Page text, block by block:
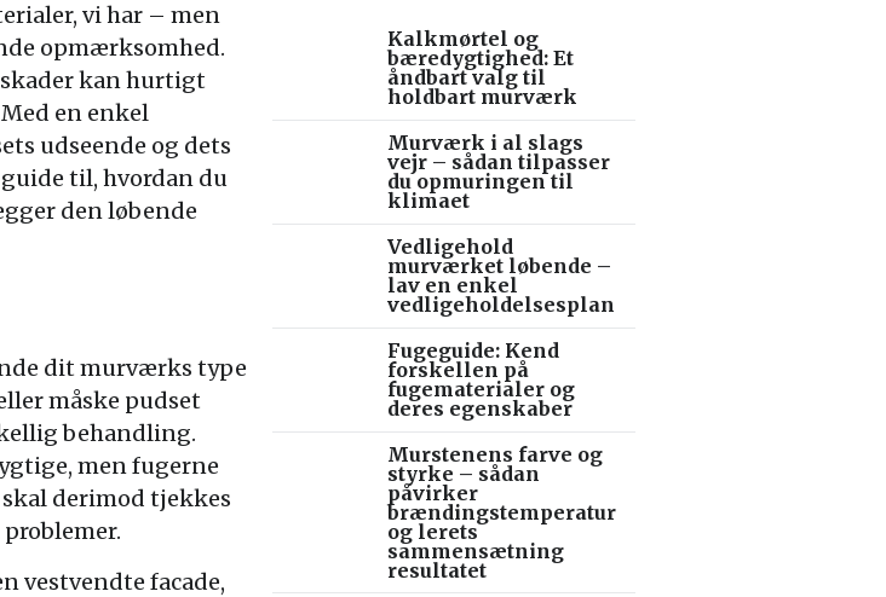
vi har – men
opmærksomhed.
skader kan hurtigt
en enkel
udseende og dets
til, hvordan du
den løbende
dit murværks type
måske pudset
behandling.
men fugerne
derimod tjekkes
vestvendte facade,
Kalkmørtel og
bæredygtighed: Et
åndbart valg til
holdbart murværk
Murværk i al slags
vejr – sådan tilpasser
du opmuringen til
klimaet
Vedligehold
murværket løbende –
lav en enkel
vedligeholdelsesplan
Fugeguide: Kend
forskellen på
fugematerialer og
deres egenskaber
Murstenens farve og
styrke – sådan
påvirker
brændingstemperatur
og lerets
sammensætning
resultatet